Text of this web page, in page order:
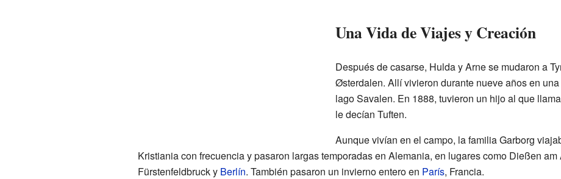
Una Vida de Viajes y Creación
Después de casarse, Hulda y Arne se mudaron a
Østerdalen. Allí vivieron durante nueve años en
lago Savalen. En 1888, tuvieron un hijo al que
le decían Tuften.
Aunque vivían en el campo, la familia Garborg
Kristiania con frecuencia y pasaron largas temporadas en Alemania, en lugares como Dießen am
Fürstenfeldbruck y Berlín. También pasaron un invierno entero en París, Francia.